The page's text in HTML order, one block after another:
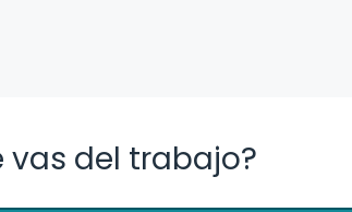
del trabajo?